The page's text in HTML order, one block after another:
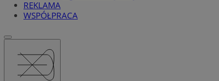
REKLAMA
WSPÓŁPRACA